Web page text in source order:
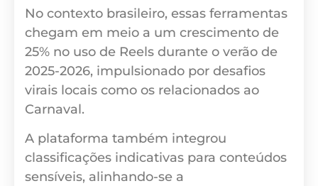
No contexto brasileiro, essas ferramentas
chegam em meio a um crescimento de
25% no uso de Reels durante o verão de
2025-2026, impulsionado por desafios
virais locais como os relacionados ao
Carnaval.
A plataforma também integrou
classificações indicativas para conteúdos
sensíveis, alinhando-se a